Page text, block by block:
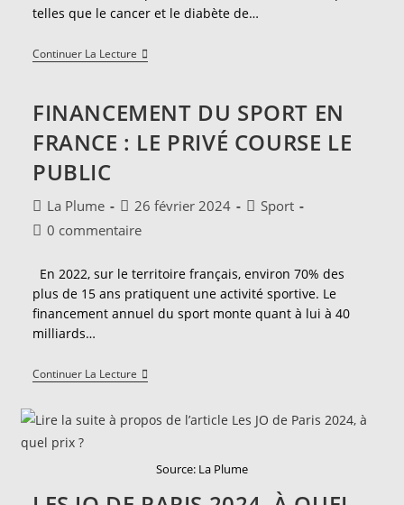
telles que le cancer et le diabète de…
Continuer La LectureL’exercice
Aérobie
Ses
Fonctions
Cognitives,
Ou
Ses
Cours
En
Courant
FINANCEMENT DU SPORT EN
FRANCE : LE PRIVÉ COURSE LE
PUBLIC
Auteur/autrice
de
La Plume
Publication
publiée :
26 février 2024
PostSport
Commentaires
la
publication :
0 commentaire
En 2022, sur le territoire français, environ 70% des
plus de 15 ans pratiquent une activité sportive. Le
financement annuel du sport monte quant à lui à 40
milliards…
Continuer La LectureFinancement
Du
En
France
PrivéSource: La Plume